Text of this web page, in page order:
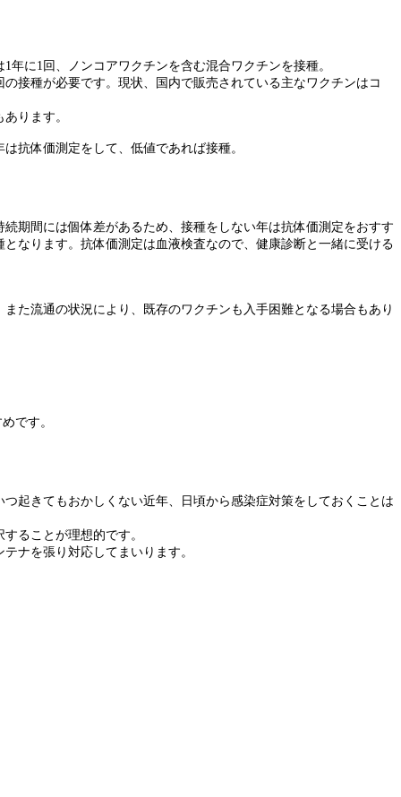
に1回、ノンコアワクチンを含む混合ワクチンを接種。
接種が必要です。現状、国内で販売されている主なワクチンはコ
ります。
抗体価測定をして、低値であれば接種。
期間には個体差があるため、接種をしない年は抗体価測定をおすす
なります。抗体価測定は血液検査なので、健康診断と一緒に受ける
た流通の状況により、既存のワクチンも入手困難となる場合もあり
です。
起きてもおかしくない近年、日頃から感染症対策をしておくことは
ることが理想的です。
ナを張り対応してまいります。